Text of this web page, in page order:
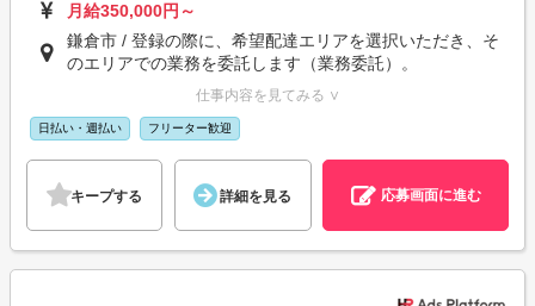
月給350,000円～
鎌倉市 / 登録の際に、希望配達エリアを選択いただき、そ
のエリアでの業務を委託します（業務委託）。
仕事内容を見てみる ∨
日払い・週払い フリーター歓迎
キープする 詳細を見る 応募画面に進む